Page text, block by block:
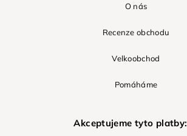
O nás
Recenze obchodu
Velkoobchod
Pomáháme
Akceptujeme tyto platby: